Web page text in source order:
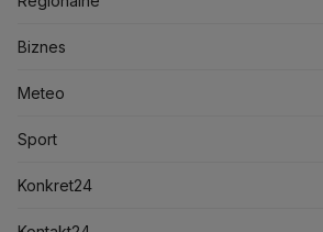
Kryptowaluty
Lotnisko Chopina
Mariusz Błaszczak
Mark Zuckerberg
Biznes
Meteo
Sport
Zdrowie
Technologia
Podcasty
Artykuły
Newslettery
Fakty po Faktach
Fakty o Świecie
Ludzie Faktów
Warszawa
Łódź
Katowice
Kraków
Poznań
Biznes
Najnowsze
Notowania
Pieniądze
Nieruchomości
Meteo
Pogoda godzinowa
Pogoda długoterminowa
Sport
Piłka Nożna
Konkret24